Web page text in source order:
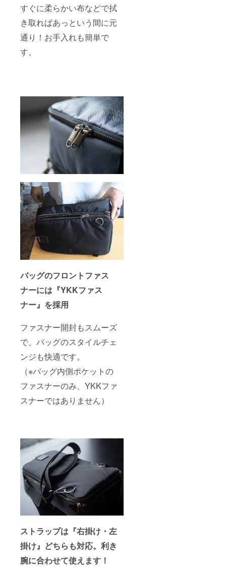
すぐに柔らかい布などで拭
き取ればあっという間に元
通り！お手入れも簡単で
す。
バッグのフロントファス
ナーには『YKKファス
ナー』を採用
ファスナー開封もスムーズ
で、バッグのスタイルチェ
ンジも快適です。
（※バッグ内側ポケットの
ファスナーのみ、YKKファ
スナーではありません）
ストラップは『右掛け・左
掛け』どちらも対応。利き
腕に合わせて使えます！